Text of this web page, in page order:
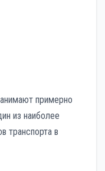
примерно
из наиболее
транспорта в